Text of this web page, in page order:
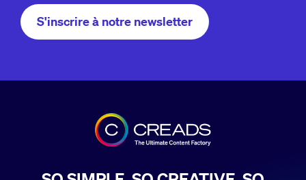
S'inscrire à notre newsletter